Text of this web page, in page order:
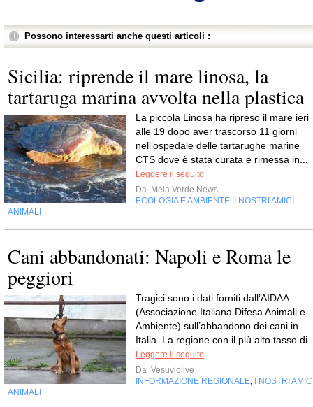
Possono interessarti anche questi articoli :
Sicilia: riprende il mare linosa, la
tartaruga marina avvolta nella plastica
La piccola Linosa ha ripreso il mare ieri
alle 19 dopo aver trascorso 11 giorni
nell’ospedale delle tartarughe marine
CTS dove è stata curata e rimessa in...
Leggere il seguito
Da Mela Verde News
ECOLOGIA E AMBIENTE
I NOSTRI AMICI
ANIMALI
Cani abbandonati: Napoli e Roma le
peggiori
Tragici sono i dati forniti dall’AIDAA
(Associazione Italiana Difesa Animali e
Ambiente) sull’abbandono dei cani in
Italia. La regione con il più alto tasso
Leggere il seguito
Da Vesuviolive
INFORMAZIONE REGIONALE
I NOSTRI
ANIMALI